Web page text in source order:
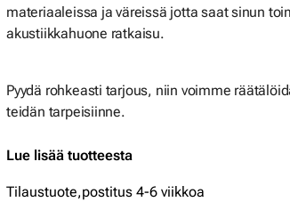
materiaaleissa ja väreissä jotta saat sinun
akustiikkahuone ratkaisu.
Pyydä rohkeasti tarjous, niin voimme
teidän tarpeisiinne.
Lue lisää tuotteesta
Tilaustuote,postitus 4-6 viikkoa